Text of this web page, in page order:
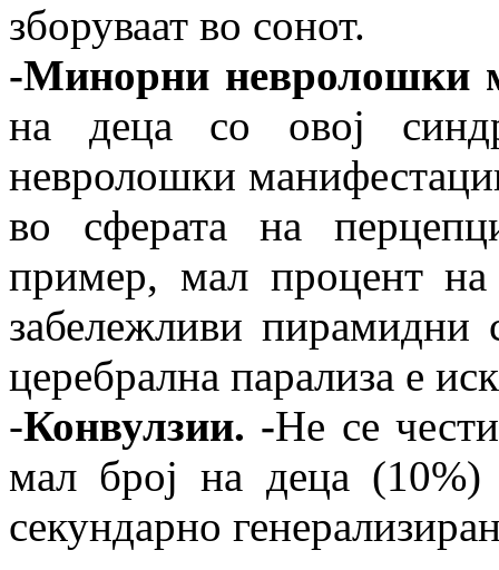
зборуваат во сонот.
-Минорни невролошки
на деца со овој
невролошки
во сферата на
пример, мал процент
забележливи пирамидни
церебрална парализа е
-Конвулзии. -Не се
мал број на деца
секундарно